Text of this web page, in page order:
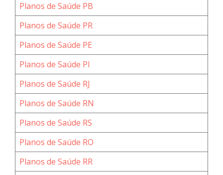
Planos de Saúde PB
Planos de Saúde PR
Planos de Saúde PE
Planos de Saúde PI
Planos de Saúde RJ
Planos de Saúde RN
Planos de Saúde RS
Planos de Saúde RO
Planos de Saúde RR